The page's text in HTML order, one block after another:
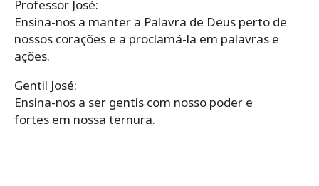
Professor José:
Ensina-nos a manter a Palavra de Deus perto de
nossos corações e a proclamá-la em palavras e
ações.
Gentil José:
Ensina-nos a ser gentis com nosso poder e
fortes em nossa ternura.